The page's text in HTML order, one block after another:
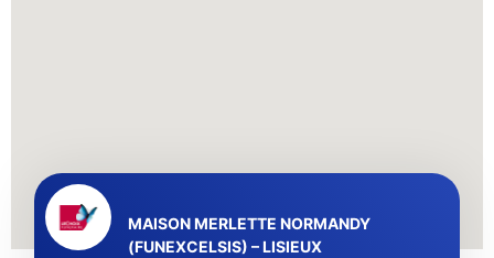
MAISON MERLETTE NORMANDY
(FUNEXCELSIS) – LISIEUX